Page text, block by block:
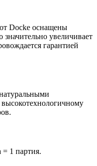
Docke оснащены
увеличивает
гарантией
высокотехнологичному
1 партия.